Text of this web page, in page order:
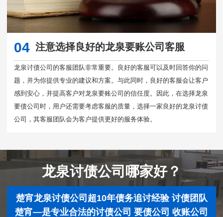
04 注意选择良好的龙泉要账公司客服
龙泉讨债公司的客服团队非常重要。良好的客服可以及时回答你的问
题，并为你提供专业的建议和方案。与此同时，良好的客服会让客户
感到安心，并提高客户对龙泉要账公司的信任度。因此，在选择龙泉
要债公司时，用户还需要考虑客服的质量，选择一家良好的龙泉讨债
公司，其客服团队会为客户提供更好的服务体验。
龙泉讨债公司哪家好？
楚宵龙泉讨债公司超10年债务追讨经验 讨债团队
楚宵—是专业合法的讨债公司 要债公司 收账公司